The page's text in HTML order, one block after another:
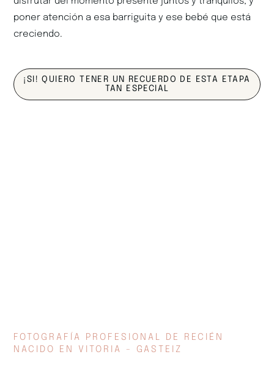
poner atención a esa barriguita y ese bebé que está
creciendo.
¡SI! QUIERO TENER UN RECUERDO DE ESTA ETAPA
TAN ESPECIAL
FOTOGRAFÍA PROFESIONAL DE RECIÉN
NACIDO EN VITORIA - GASTEIZ